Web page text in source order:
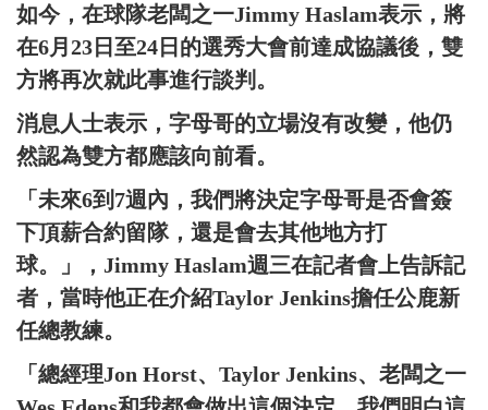
如今，在球隊老闆之一Jimmy Haslam表示，將
在6月23日至24日的選秀大會前達成協議後，雙
方將再次就此事進行談判。
消息人士表示，字母哥的立場沒有改變，他仍
然認為雙方都應該向前看。
「未來6到7週內，我們將決定字母哥是否會簽
下頂薪合約留隊，還是會去其他地方打
球。」，Jimmy Haslam週三在記者會上告訴記
者，當時他正在介紹Taylor Jenkins擔任公鹿新
任總教練。
「總經理Jon Horst、Taylor Jenkins、老闆之一